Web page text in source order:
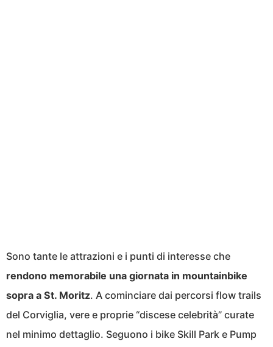
Sono tante le attrazioni e i punti di interesse che
rendono memorabile una giornata in mountainbike
sopra a St. Moritz. A cominciare dai percorsi flow trails
del Corviglia, vere e proprie “discese celebrità” curate
nel minimo dettaglio. Seguono i bike Skill Park e Pump